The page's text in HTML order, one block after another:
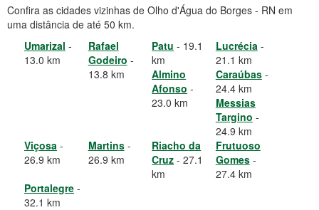
Confira as cidades vizinhas de Olho d'Água do Borges - RN em
uma distância de até 50 km.
Umarizal -
13.0 km
Rafael
Godeiro -
13.8 km
Patu - 19.1
km
Lucrécia-
21.1 km
Almino
Afonso -
23.0 km
Caraúbas-
24.4 km
Messias
Targino -
24.9 km
Viçosa -
26.9 km
Martins-
26.9 km
Riacho da
Cruz - 27.1
km
Frutuoso
Gomes-
27.4 km
Portalegre -
32.1 km